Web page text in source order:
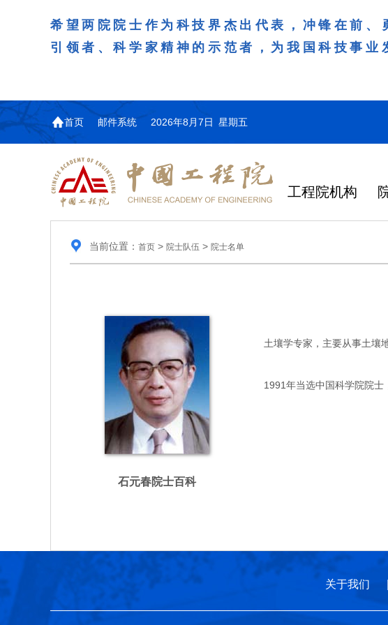
希望两院院士作为科技界杰出代表，冲锋在前
引领者、科学家精神的示范者，为我国科技事业
首页 邮件系统 2026年8月7日 星期五
工程院机构
当前位置： 首页> 院士队伍 > 院士名单
石元春院士百科
土壤学专家，主要从事土壤地
1991年当选中国科学院院士
关于我们